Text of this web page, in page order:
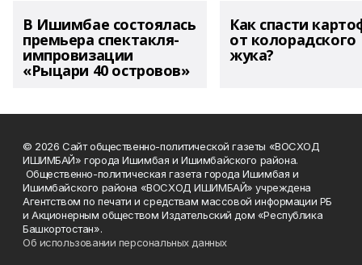
В Ишимбае состоялась
премьера спектакля-
импровизации
«Рыцари 40 островов»
Как спасти
от колорадского
жука?
© 2026 Сайт общественно-политической газеты «ВОСХОД
ИШИМБАЙ» города Ишимбая и Ишимбайского района.
Общественно-политическая газета города Ишимбая и
Ишимбайского района «ВОСХОД ИШИМБАЙ» учреждена
Агентством по печати и средствам массовой информации РБ
и Акционерным обществом Издательский дом «Республика
Башкортостан».
Об использовании персональных данных